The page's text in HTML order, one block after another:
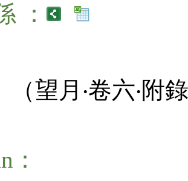
：
（望月‧卷六‧附
：